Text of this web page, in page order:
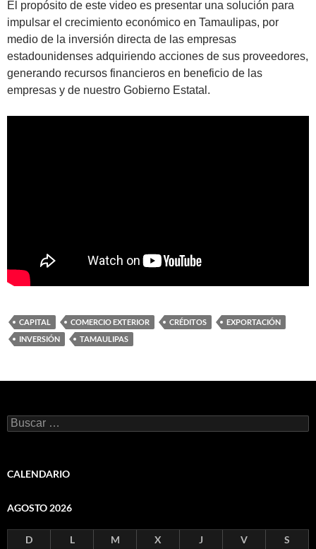
El propósito de este video es presentar una solución para
impulsar el crecimiento económico en Tamaulipas, por
medio de la inversión directa de las empresas
estadounidenses adquiriendo acciones de sus proveedores,
generando recursos financieros en beneficio de las
empresas y de nuestro Gobierno Estatal.
CAPITAL COMERCIO EXTERIOR CRÉDITOS
EXPORTACIÓN
INVERSIÓN
TAMAULIPAS
Buscar:
CALENDARIO
AGOSTO 2026
D L M X J V S